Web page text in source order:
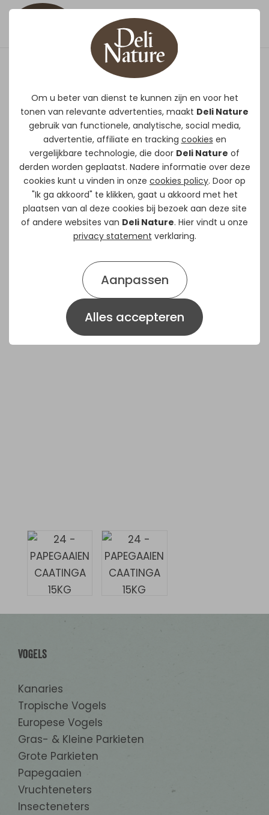
Om u beter van dienst te kunnen zijn en voor het
tonen van relevante advertenties, maakt Deli Nature
gebruik van functionele, analytische, social media,
advertentie, affiliate en tracking cookies en
vergelijkbare technologie, die door Deli Nature of
derden worden geplaatst. Nadere informatie over deze
cookies kunt u vinden in onze cookies policy. Door op
"Ik ga akkoord" te klikken, gaat u akkoord met het
plaatsen van al deze cookies bij bezoek aan deze site
of andere websites van Deli Nature. Hier vindt u onze
privacy statement verklaring.
Aanpassen
Alles accepteren
24 - Papegaaien Caatinga
Unieke mengeling speciaal
samengesteld voor de Spix ara’s op
de verschillende sites.
Ideaal voor kleinere ara soorten
zoals de geelnek ara, ara
maracana, … maar ook voor de
grotere aratinga soorten en
parkieten en papegaaien die iets
VERKRIJGBAAR IN
15kg
Samenstelling
Zonnepitten gestreept, zonnepitten wit,
zonnepitten zwart, cardy, boekweit, haver
gepunt, paddy rijst, sorgho wit, sorgho
Vogels
Kanaries
Tropische Vogels
Europese Vogels
Gras- & Kleine Parkieten
Grote Parkieten
Papegaaien
Vruchteneters
Insecteneters